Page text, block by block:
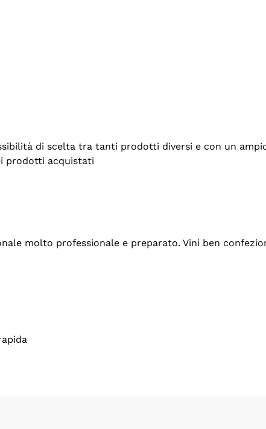
di scelta tra tanti prodotti diversi e con un
prodotti acquistati
molto professionale e preparato. Vini ben